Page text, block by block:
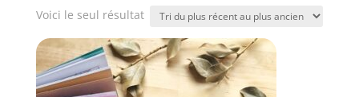
Voici le seul résultat